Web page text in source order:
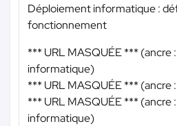
Déploiement informatique :
fonctionnement
*** URL MASQUÉE *** (ancre
informatique)
*** URL MASQUÉE *** (ancre
*** URL MASQUÉE *** (ancre
informatique)